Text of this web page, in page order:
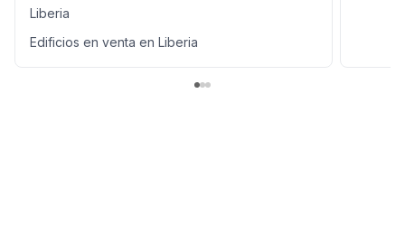
Liberia
Edificios en venta en Liberia